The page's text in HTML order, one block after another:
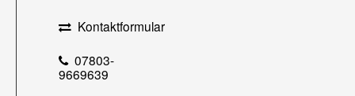
Kontaktformular
07803-
9669639